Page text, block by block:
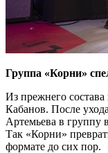
Группа «Корни»
Из прежнего состава
Кабанов. После
Артемьева в группу
Так «Корни»
формате до сих пор.